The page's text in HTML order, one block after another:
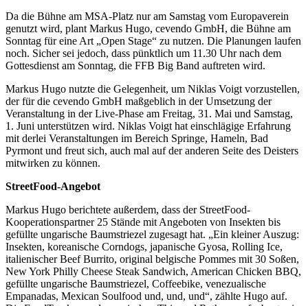
Da die Bühne am MSA-Platz nur am Samstag vom Europaverein
genutzt wird, plant Markus Hugo, cevendo GmbH, die Bühne am
Sonntag für eine Art „Open Stage“ zu nutzen. Die Planungen laufen
noch. Sicher sei jedoch, dass pünktlich um 11.30 Uhr nach dem
Gottesdienst am Sonntag, die FFB Big Band auftreten wird.
Markus Hugo nutzte die Gelegenheit, um Niklas Voigt vorzustellen,
der für die cevendo GmbH maßgeblich in der Umsetzung der
Veranstaltung in der Live-Phase am Freitag, 31. Mai und Samstag,
1. Juni unterstützen wird. Niklas Voigt hat einschlägige Erfahrung
mit derlei Veranstaltungen im Bereich Springe, Hameln, Bad
Pyrmont und freut sich, auch mal auf der anderen Seite des Deisters
mitwirken zu können.
StreetFood-Angebot
Markus Hugo berichtete außerdem, dass der StreetFood-
Kooperationspartner 25 Stände mit Angeboten von Insekten bis
gefüllte ungarische Baumstriezel zugesagt hat. „Ein kleiner Auszug:
Insekten, koreanische Corndogs, japanische Gyosa, Rolling Ice,
italienischer Beef Burrito, original belgische Pommes mit 30 Soßen,
New York Philly Cheese Steak Sandwich, American Chicken BBQ,
gefüllte ungarische Baumstriezel, Coffeebike, venezualische
Empanadas, Mexican Soulfood und, und, und“, zählte Hugo auf.